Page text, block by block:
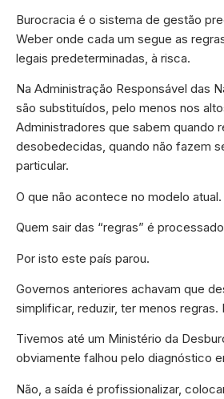
Burocracia é o sistema de gestão
Weber onde cada um segue as
legais predeterminadas, à risca.
Na Administração Responsável das
são substituídos, pelo menos nos
Administradores que sabem quando
desobedecidas, quando não fazem
particular.
O que não acontece no modelo atual.
Quem sair das “regras” é
Por isto este país parou.
Governos anteriores achavam que
simplificar, reduzir, ter menos regras.
Tivemos até um Ministério da
obviamente falhou pelo diagnóstico
Não, a saída é profissionalizar,